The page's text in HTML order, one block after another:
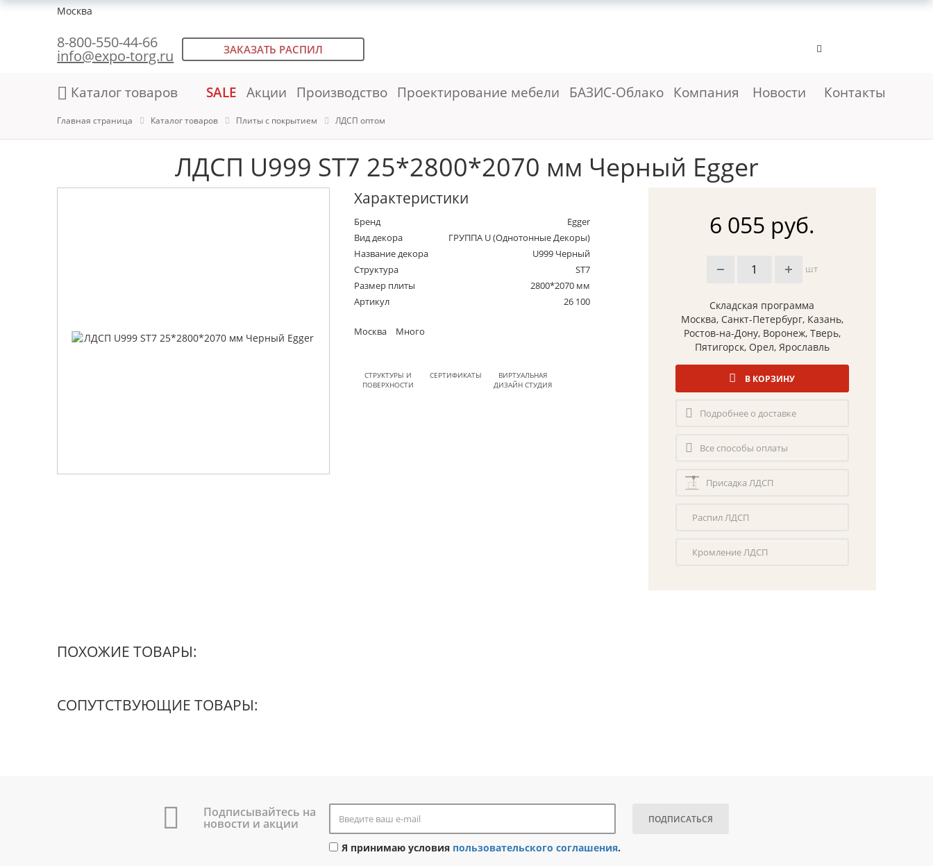
Москва
8-800-550-44-66
info@expo-torg.ru ЗАКАЗАТЬ РАСПИЛ
Каталог товаров SALE Акции Производство Проектирование мебели БАЗИС-Облако Компания Новости Контакты
Главная страница Каталог товаров Плиты с покрытием ЛДСП оптом
ЛДСП U999 ST7 25*2800*2070 мм Черный Egger
Характеристики
Бренд
Egger
Вид декора
ГРУППА U (Однотонные Декоры)
Название декора
U999 Черный
Структура
ST7
Размер плиты
2800*2070 мм
Артикул
26 100
Москва Много
СТРУКТУРЫ И
ПОВЕРХНОСТИ
СЕРТИФИКАТЫ
ВИРТУАЛЬНАЯ
ДИЗАЙН СТУДИЯ
6 055 руб.
шт
Складская программа
Москва, Санкт-Петербург, Казань,
Ростов-на-Дону, Воронеж, Тверь,
Пятигорск, Орел, Ярославль
В КОРЗИНУ
Подробнее о доставке
Все способы оплаты
Присадка ЛДСП
Распил ЛДСП
Кромление ЛДСП
ПОХОЖИЕ ТОВАРЫ:
СОПУТСТВУЮЩИЕ ТОВАРЫ:
Подписывайтесь на
новости и акции ПОДПИСАТЬСЯ
Я принимаю условия пользовательского соглашения.